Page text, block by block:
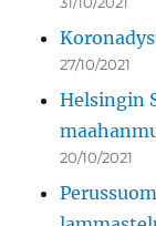
27/10/2021
Helsingin
20/10/2021